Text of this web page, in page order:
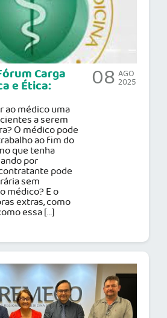
Carga
e Ética:
ao médico uma
a serem
O médico pode
ao fim do
que tenha
por
pode
sem
médico? E o
extras, como
essa […]
08 AGO
2025